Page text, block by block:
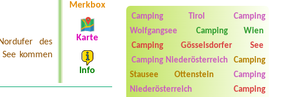
Mexico am Bodensee
1 Stellplatz für Wohwagen ca 7 m
Deichsellänge
Termin ab 2026-08-11 |Camping
Seewinkl
1x tent place for 2 persons
Termin ab 2026-08-01 |
Stausee
Camping Tirol
Camping
Wolfgangsee
Camping Wien
Camping Gösselsdorfer See
Camping Niederösterreich
Camping
Stausee Ottenstein
Camping
Niederösterreich
Camping
des
kommen
Merkbox
Karte
Info